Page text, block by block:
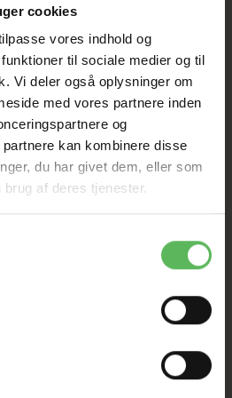
cookies
vores indhold og
til sociale medier og til
Vi deler også oplysninger om
med vores partnere inden
og
kan kombinere disse
du har givet dem, eller som
af deres tjenester.
ER
NED
IKKE
BUTIKKERE